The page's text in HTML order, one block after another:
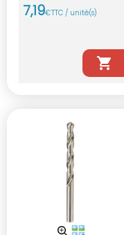
7,19€TTC / unité(s)